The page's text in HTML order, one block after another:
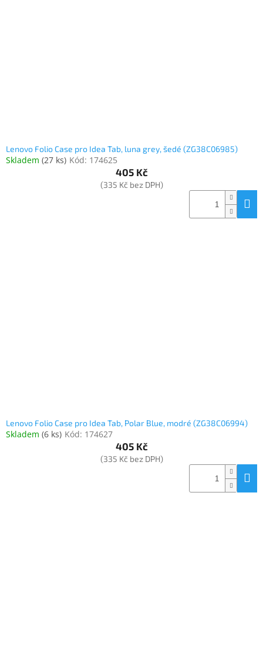
Lenovo Folio Case pro Idea Tab, luna grey, šedé (ZG38C06985)
Skladem (27 ks) Kód: 174625
405 Kč
(335 Kč bez DPH)
Lenovo Folio Case pro Idea Tab, Polar Blue, modré (ZG38C06994)
Skladem (6 ks) Kód: 174627
405 Kč
(335 Kč bez DPH)